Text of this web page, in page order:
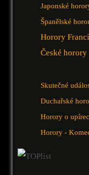
Japonské
Španělské
Horory
České horory
Skutečné
Duchařské
Horory o
Horory -